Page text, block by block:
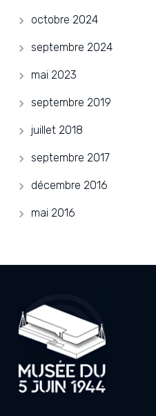
octobre 2024
septembre 2024
mai 2023
septembre 2019
juillet 2018
septembre 2017
décembre 2016
mai 2016